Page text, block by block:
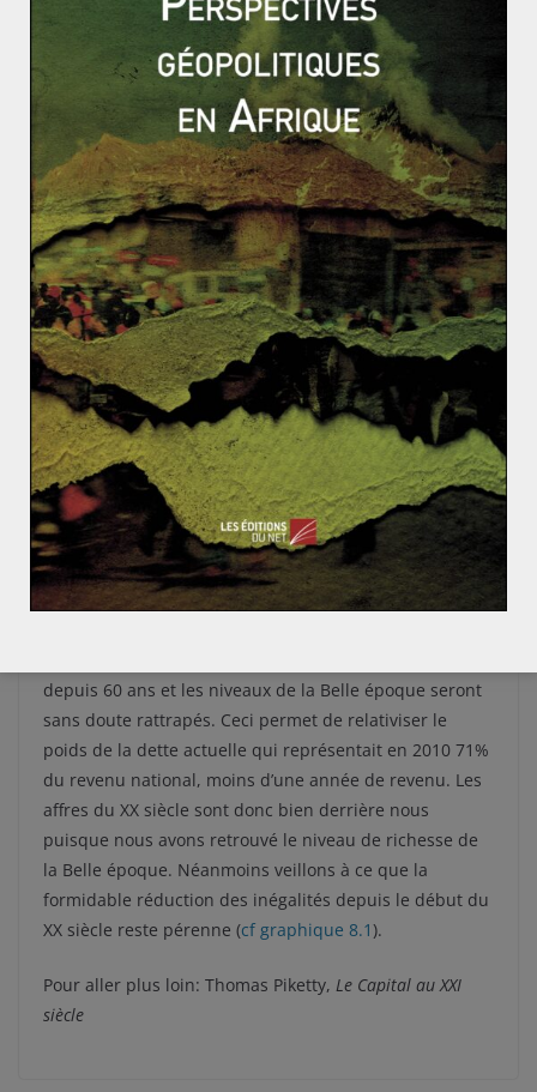
L’inégalité des patrimoines en
France, 1810-2010
L’inégalité des revenus en
France, 1910-2010
Depuis les années 1970, le capital français n’a cessé de
progresser, à tel point qu’aujourd’hui les Français
disposent en capital de 6 années de revenus ( cf
graphique 3.2). Cette augmentation s’explique
notamment par le taux d’épargne des ménages français
depuis 60 ans et les niveaux de la Belle époque seront
sans doute rattrapés. Ceci permet de relativiser le
poids de la dette actuelle qui représentait en 2010 71%
du revenu national, moins d’une année de revenu. Les
affres du XX siècle sont donc bien derrière nous
puisque nous avons retrouvé le niveau de richesse de
la Belle époque. Néanmoins veillons à ce que la
formidable réduction des inégalités depuis le début du
XX siècle reste pérenne (cf graphique 8.1).
Pour aller plus loin: Thomas Piketty, Le Capital au XXI
siècle